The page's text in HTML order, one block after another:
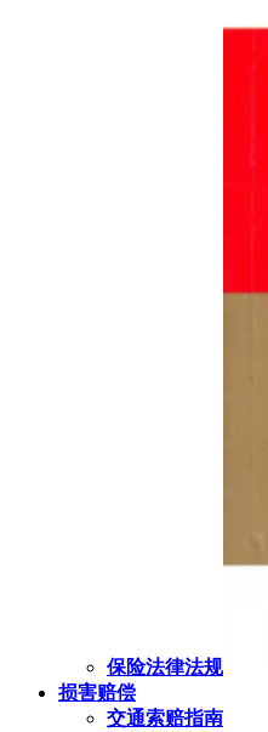
保险法律法规
损害赔偿
交通索赔指南